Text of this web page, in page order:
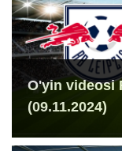
O'yin videosi
(09.11.2024)